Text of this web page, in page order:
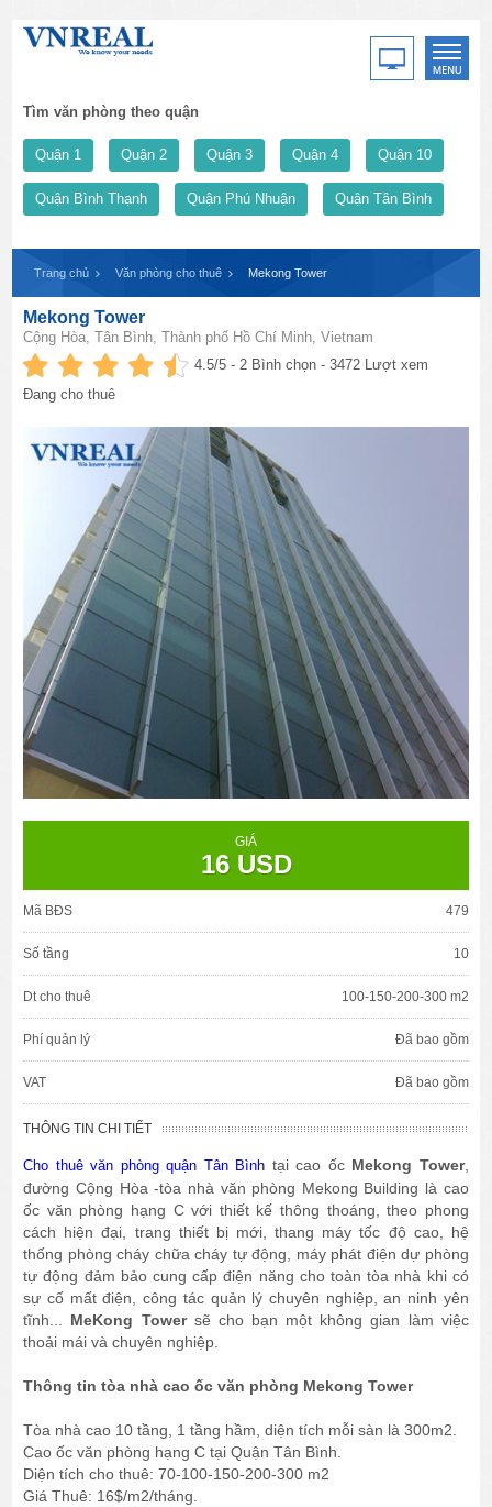
Tìm văn phòng theo quận
Quận 1 Quận 2 Quận 3 Quận 4 Quận 10
Quận Bình Thạnh Quận Phú Nhuận Quận Tân Bình
Trang chủ Văn phòng cho thuê Mekong Tower
Mekong Tower
Cộng Hòa, Tân Bình, Thành phố Hồ Chí Minh, Vietnam
4.5/5 -2 Bình chọn - 3472 Lượt xem
Đang cho thuê
GIÁ
16 USD
Mã BĐS 479
Số tầng 10
Dt cho thuê 100-150-200-300 m2
Phí quản lý Đã bao gồm
VAT Đã bao gồm
THÔNG TIN CHI TIẾT
Cho thuê văn phòng quận Tân Bình tại cao ốc Mekong Tower,
đường Cộng Hòa -tòa nhà văn phòng Mekong Building là cao
ốc văn phòng hạng C với thiết kế thông thoáng, theo phong
cách hiện đại, trang thiết bị mới, thang máy tốc độ cao, hệ
thống phòng cháy chữa cháy tự động, máy phát điện dự phòng
tự động đảm bảo cung cấp điện năng cho toàn tòa nhà khi có
sự cố mất điện, công tác quản lý chuyên nghiệp, an ninh yên
tĩnh...
MeKong Tower sẽ cho bạn một không gian làm việc
thoải mái và chuyên nghiệp.
Thông tin tòa nhà cao ốc văn phòng Mekong Tower
Tòa nhà cao 10 tầng, 1 tầng hầm, diện tích mỗi sàn là 300m2.
Cao ốc văn phòng hạng C tại Quận Tân Bình.
Diện tích cho thuê: 70-100-150-200-300 m2
Giá Thuê: 16$/m2/tháng.